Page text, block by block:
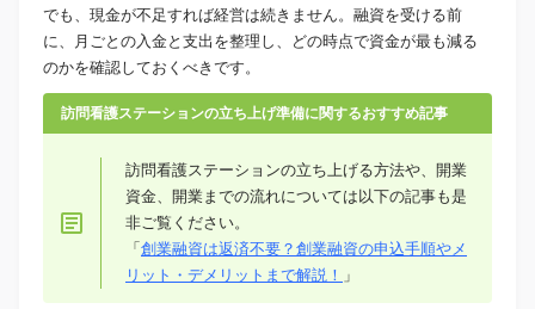
でも、現金が不足すれば経営は続きません。融資を受ける前
に、月ごとの入金と支出を整理し、どの時点で資金が最も減る
のかを確認しておくべきです。
訪問看護ステーションの立ち上げ準備に関するおすすめ記事
訪問看護ステーションの立ち上げる方法や、開業
資金、開業までの流れについては以下の記事も是
非ご覧ください。
「 創業融資は返済不要？創業融資の申込手順やメ
リット・デメリットまで解説！ 」